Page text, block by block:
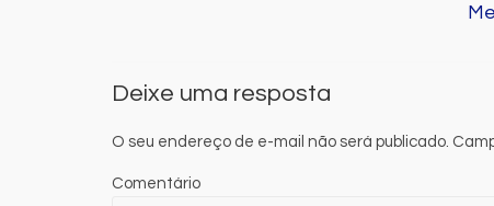
Deixe uma resposta
O seu endereço de e-mail não será publicado.
Comentário